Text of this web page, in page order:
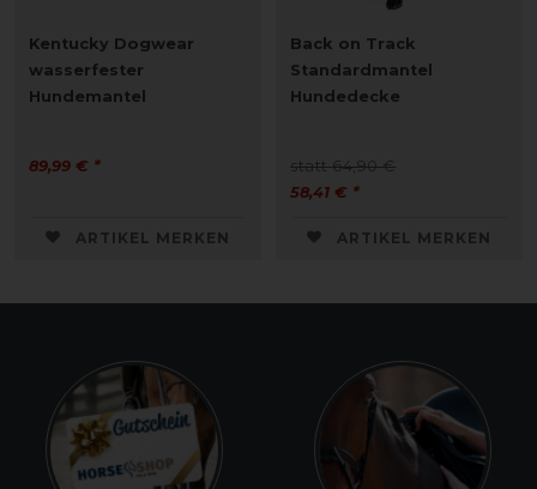
Kentucky Dogwear
wasserfester
Hundemantel
89,99 € *
ARTIKEL MERKEN
Back on Track
Standardmantel
Hundedecke
statt 64,90 €
58,41 € *
ARTIKEL MERKEN